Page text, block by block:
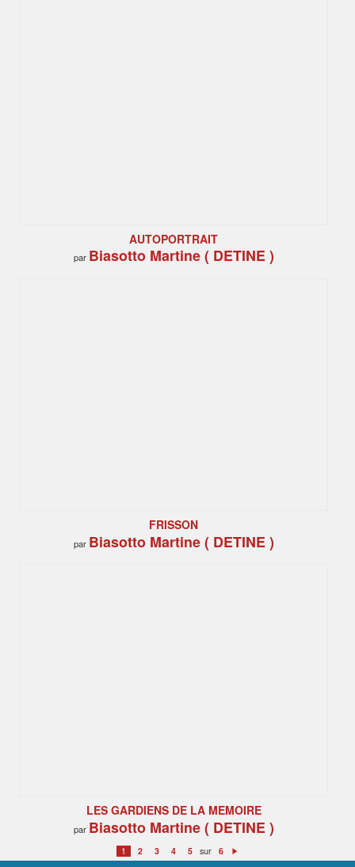
AUTOPORTRAIT
par Biasotto Martine ( DETINE )
FRISSON
par Biasotto Martine ( DETINE )
LES GARDIENS DE LA MEMOIRE
par Biasotto Martine ( DETINE )
1 2 3 4 5 sur 6
Suivant